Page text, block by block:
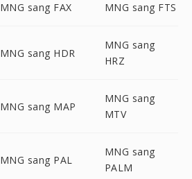
MNG sang FAX MNG sang FTS
MNG sang HDR
MNG sang
HRZ
MNG sang MAP
MNG sang
MTV
MNG sang PAL
MNG sang
PALM